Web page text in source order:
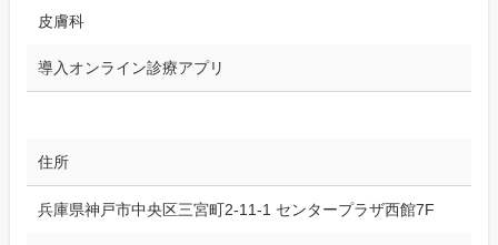
皮膚科
導入オンライン診療アプリ
住所
兵庫県神戸市中央区三宮町2-11-1 センタープラザ西館7F